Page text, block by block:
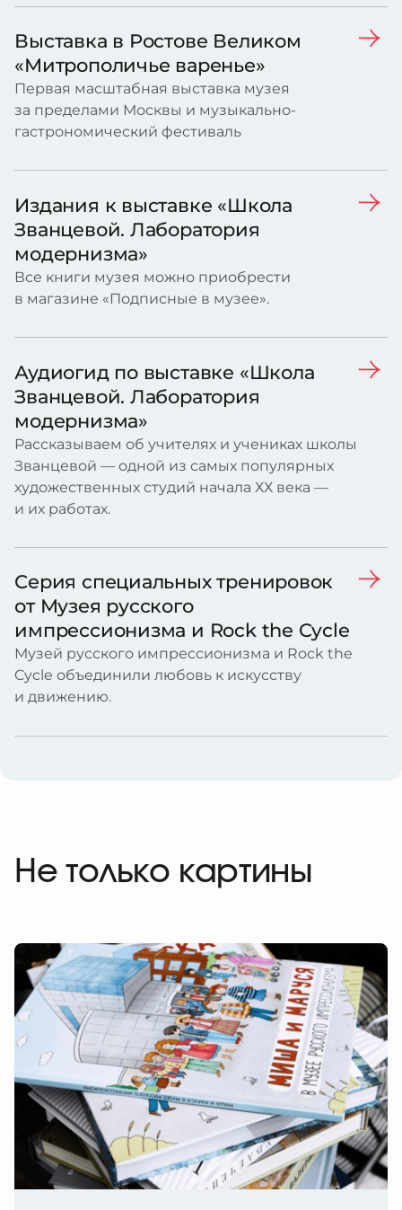
Выставка в Ростове Великом
«Митрополичье варенье»
Первая масштабная выставка музея
за пределами Москвы и музыкально-
гастрономический фестиваль
Издания к выставке «Школа
Званцевой. Лаборатория
модернизма»
Все книги музея можно приобрести
в магазине «Подписные в музее».
Аудиогид по выставке «Школа
Званцевой. Лаборатория
модернизма»
Рассказываем об учителях и учениках школы
Званцевой — одной из самых популярных
художественных студий начала ХХ века —
и их работах.
Серия специальных тренировок
от Музея русского
импрессионизма и Rock the Cycle
Музей русского импрессионизма и Rock the
Cycle объединили любовь к искусству
и движению.
Не только картины